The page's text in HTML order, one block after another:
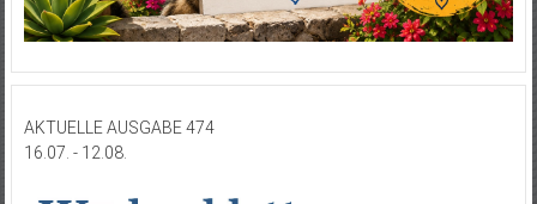
AKTUELLE AUSGABE 474
16.07. - 12.08.